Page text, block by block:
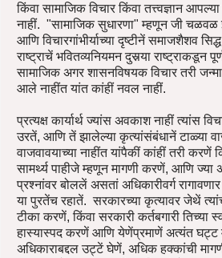
किंवा सामाजिक विचार किंवा तत्त्वज्ञान
नाहीं. "सामाजिक सुधारणा" म्हणून जी चळवळ
आणि विचारगांभीर्याच्या दृष्टीनें समाजशैशव
राष्ट्राचें भवितव्यनियमन दुसर्‍या राष्ट्राकडून
सामाजिक अगर शासनविषयक विचार तरी
आले नाहींत यांत कांहीं नवल नाहीं.
प्रत्यक्ष कार्यार्थ ज्यांस अवकाश नाहीं त्यांस
उरतें, आणि तें झालेल्या कृत्यांसंबंधानें टाळ्या
वाजवावयाच्या नाहींत यांपैकीं कांहीं तरी करणें
सामर्थ्य पाहीजे म्हणून मागणी करणें, आणि
प्रश्नांवर बोललें असतां अधिकारीवर्ग
या पुरतेंच रहातें. सरकारच्या कृत्यावर जेथें
टीका करणें, किंवा सरकारी कर्तबगारी तिच्या
हास्यास्पद करणें आणि येणेंप्रमाणें अत्यंत
अधिकाराबद्दल उट्टें घेणें, अधिक हक्कांची